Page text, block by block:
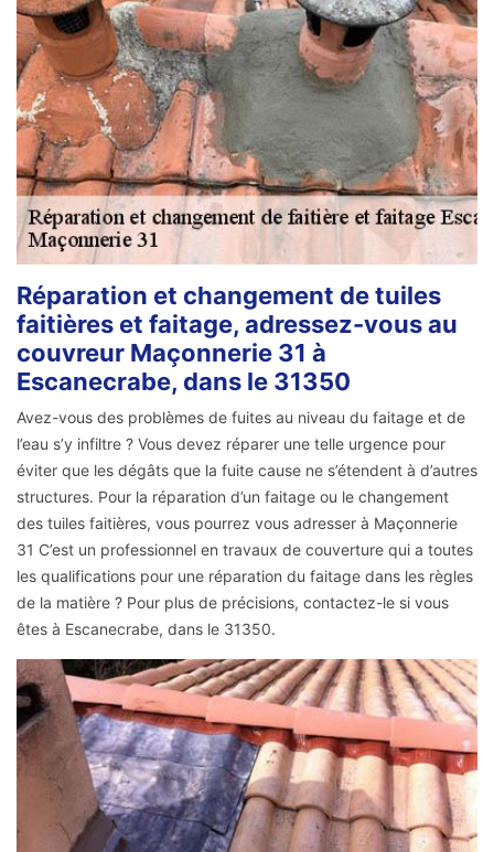
Réparation et changement de tuiles
faitières et faitage, adressez-vous au
couvreur Maçonnerie 31 à
Escanecrabe, dans le 31350
Avez-vous des problèmes de fuites au niveau du faitage et de
l’eau s’y infiltre ? Vous devez réparer une telle urgence pour
éviter que les dégâts que la fuite cause ne s’étendent à d’autres
structures. Pour la réparation d’un faitage ou le changement
des tuiles faitières, vous pourrez vous adresser à Maçonnerie
31 C’est un professionnel en travaux de couverture qui a toutes
les qualifications pour une réparation du faitage dans les règles
de la matière ? Pour plus de précisions, contactez-le si vous
êtes à Escanecrabe, dans le 31350.